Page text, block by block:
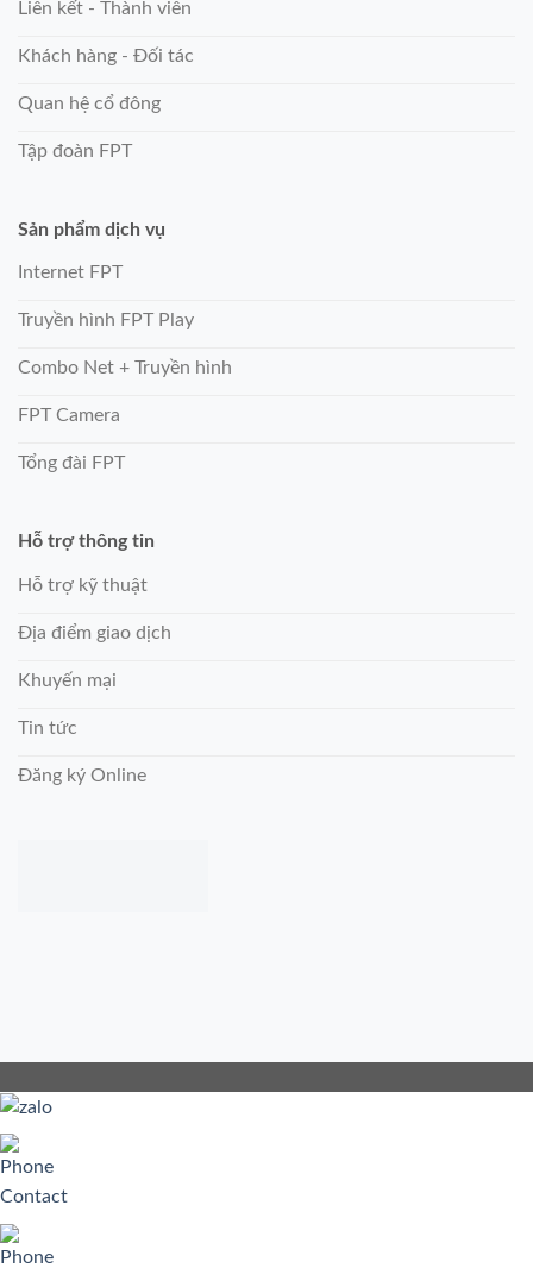
Liên kết - Thành viên
Khách hàng - Đối tác
Quan hệ cổ đông
Tập đoàn FPT
Sản phẩm dịch vụ
Internet FPT
Truyền hình FPT Play
Combo Net + Truyền hình
FPT Camera
Tổng đài FPT
Hỗ trợ thông tin
Hỗ trợ kỹ thuật
Địa điểm giao dịch
Khuyến mại
Tin tức
Đăng ký Online